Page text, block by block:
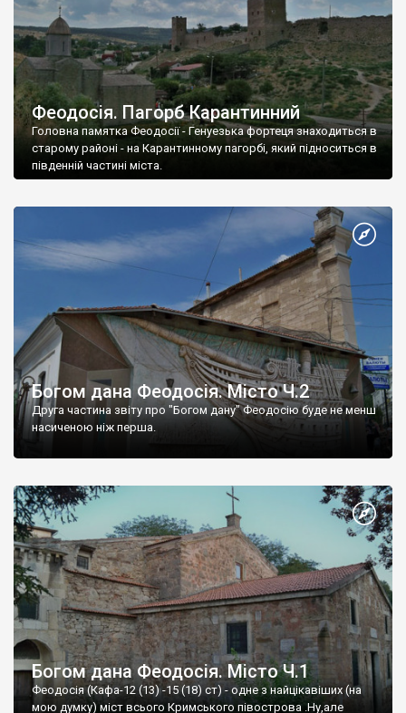
Феодосія. Пагорб Карантинний
Головна памятка Феодосії - Генуезька фортеця знаходиться в
старому районі - на Карантинному пагорбі, який підноситься в
південній частині міста.
Богом дана Феодосія. Місто Ч.2
Друга частина звіту про "Богом дану" Феодосію буде не менш
насиченою ніж перша.
Богом дана Феодосія. Місто Ч.1
Феодосія (Кафа-12 (13) -15 (18) ст) - одне з найцікавіших (на
мою думку) міст всього Кримського півострова .Ну,але